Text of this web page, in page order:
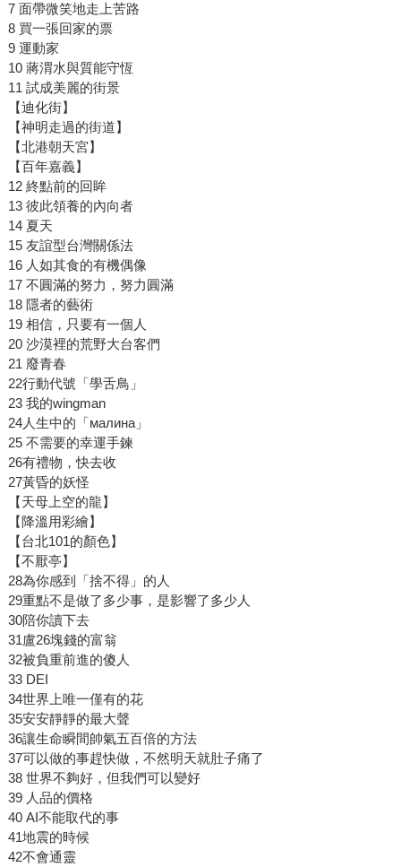
7 面帶微笑地走上苦路
8 買一張回家的票
9 運動家
10 蔣渭水與質能守恆
11 試成美麗的街景
【迪化街】
【神明走過的街道】
【北港朝天宮】
【百年嘉義】
12 終點前的回眸
13 彼此領養的內向者
14 夏天
15 友誼型台灣關係法
16 人如其食的有機偶像
17 不圓滿的努力，努力圓滿
18 隱者的藝術
19 相信，只要有一個人
20 沙漠裡的荒野大台客們
21 廢青春
22行動代號「學舌鳥」
23 我的wingman
24人生中的「малина」
25 不需要的幸運手鍊
26有禮物，快去收
27黃昏的妖怪
【天母上空的龍】
【降溫用彩繪】
【台北101的顏色】
【不厭亭】
28為你感到「捨不得」的人
29重點不是做了多少事，是影響了多少人
30陪你讀下去
31盧26塊錢的富翁
32被負重前進的傻人
33 DEI
34世界上唯一僅有的花
35安安靜靜的最大聲
36讓生命瞬間帥氣五百倍的方法
37可以做的事趕快做，不然明天就肚子痛了
38 世界不夠好，但我們可以變好
39 人品的價格
40 AI不能取代的事
41地震的時候
42不會通靈